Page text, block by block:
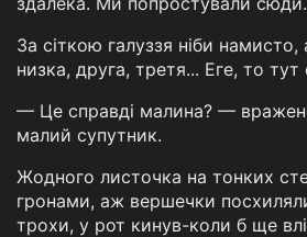
За сіткою галуззя ніби
низка, друга, третя... Еге, то тут
— Це справді малина? —
малий супутник.
Жодного листочка на тонких
гронами, аж вершечки
трохи, у рот кинув-коли б ще